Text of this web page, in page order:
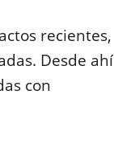
recientes,
Desde ahí
con